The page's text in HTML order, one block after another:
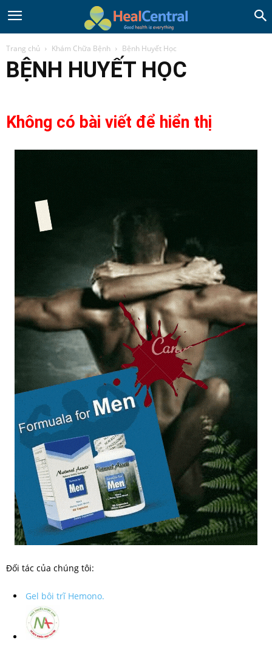
Trang chủ Khám Chữa Bệnh Bệnh Huyết Học
BỆNH HUYẾT HỌC
Không có bài viết để hiển thị
Đối tác của chúng tôi:
Gel bôi trĩ Hemono.